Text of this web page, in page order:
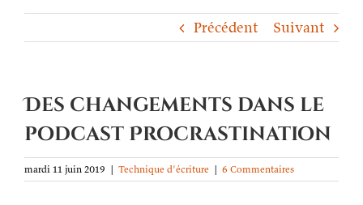
Précédent Suivant
Des changements dans le
podcast Procrastination
mardi 11 juin 2019 | Technique d'écriture | 6 Commentaires